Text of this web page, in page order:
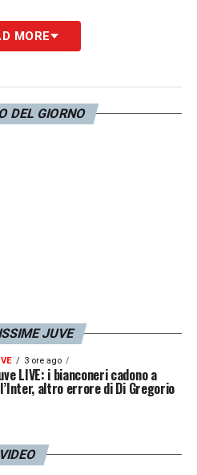
in seguito ai
di rigore dei crociati di
all’azione
TOP NEWS
MORE
DEL GIORNO
JUVE
3 ore ago
LIVE: i bianconeri cadono a
altro errore di Di Gregorio
VIDEO